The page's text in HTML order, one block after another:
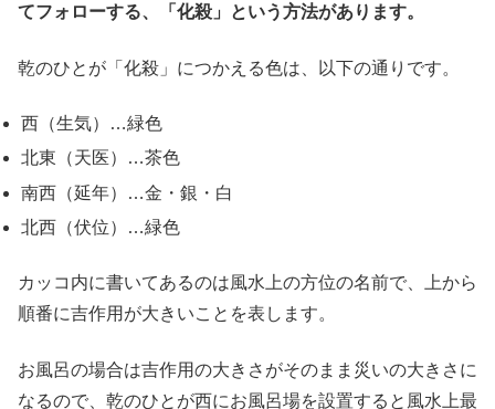
てフォローする、「化殺」という方法があります。
乾のひとが「化殺」につかえる色は、以下の通りです。
西（生気）…緑色
北東（天医）…茶色
南西（延年）…金・銀・白
北西（伏位）…緑色
カッコ内に書いてあるのは風水上の方位の名前で、上から
順番に吉作用が大きいことを表します。
お風呂の場合は吉作用の大きさがそのまま災いの大きさに
なるので、乾のひとが西にお風呂場を設置すると風水上最